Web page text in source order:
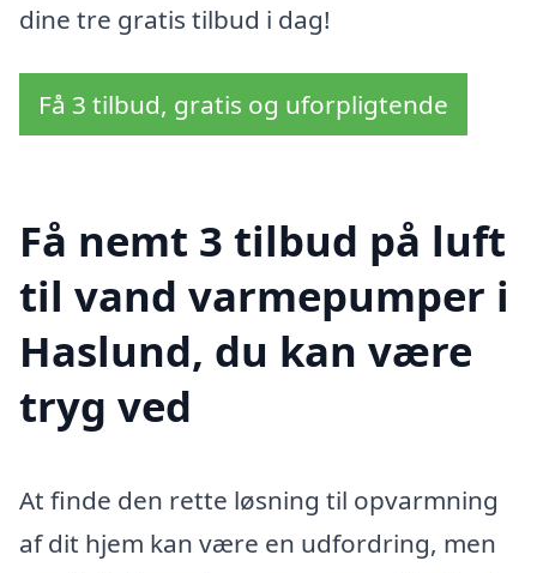
dine tre gratis tilbud i dag!
Få 3 tilbud, gratis og uforpligtende
Få nemt 3 tilbud på luft
til vand varmepumper i
Haslund, du kan være
tryg ved
At finde den rette løsning til opvarmning
af dit hjem kan være en udfordring, men